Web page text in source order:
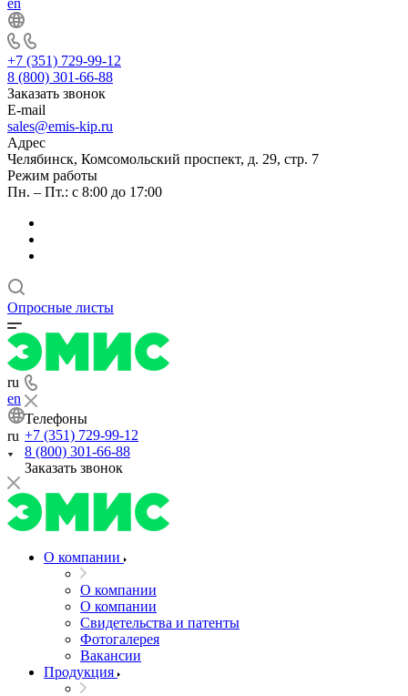
en
+7 (351) 729-99-12
8 (800) 301-66-88
Заказать звонок
E-mail
sales@emis-kip.ru
Адрес
Челябинск, Комсомольский проспект, д. 29, стр. 7
Режим работы
Пн. – Пт.: с 8:00 до 17:00
Опросные листы
ru
en
ru
Телефоны
+7 (351) 729-99-12
8 (800) 301-66-88
Заказать звонок
О компании
О компании
О компании
Свидетельства и патенты
Фотогалерея
Вакансии
Продукция